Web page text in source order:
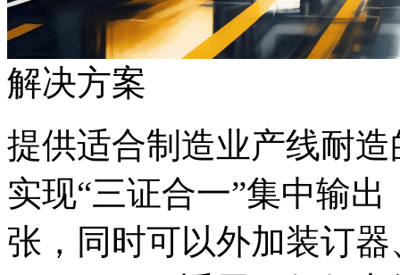
解决方案
提供适合制造业产线耐造
实现“三证合一”集中输出
张，同时可以外加装订器